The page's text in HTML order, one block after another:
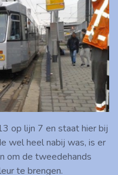
op lijn 7 en staat hier bij
wel heel nabij was, is er
om de tweedehands
te brengen.